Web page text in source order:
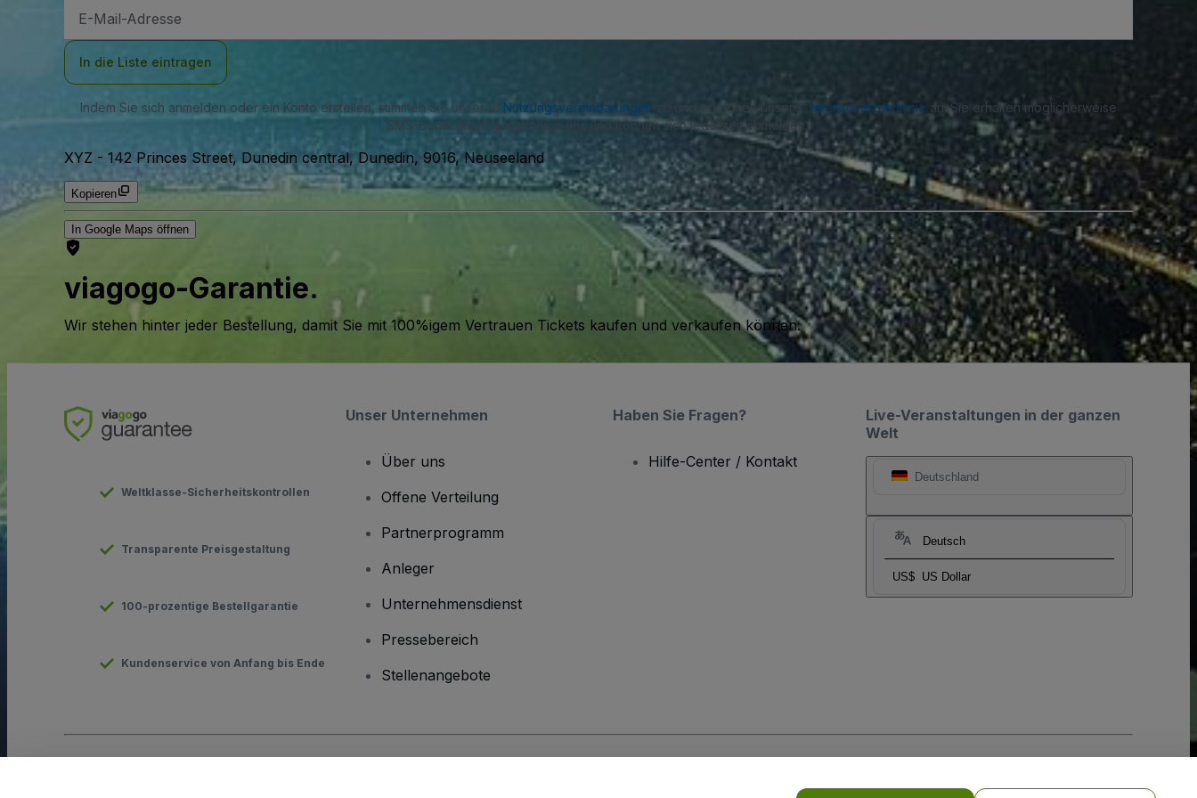
Mail-
In die Liste eintragen
Indem Sie sich anmelden oder ein Konto erstellen, stimmen Sie unseren Nutzungsvereinbarungen zu und erkennen unsere Datenschutzrichtlinie an. Sie erhalten möglicherweise
SMS-Benachrichtigungen von uns und können sich jederzeit abmelden.
XYZ - 142 Princes Street, Dunedin central, Dunedin, 9016, Neuseeland
Kopieren
In Google Maps öffnen
viagogo-Garantie.
Wir stehen hinter jeder Bestellung, damit Sie mit 100%igem Vertrauen Tickets kaufen und verkaufen können.
Live-Veranstaltungen in der ganzen
Welt
Deutschland
Deutsch
US$ US Dollar
Weltklasse-Sicherheitskontrollen
Transparente Preisgestaltung
100-prozentige Bestellgarantie
Kundenservice von Anfang bis Ende
Unser Unternehmen
Über uns
Offene Verteilung
Partnerprogramm
Anleger
Unternehmensdienst
Pressebereich
Stellenangebote
Haben Sie Fragen?
Hilfe-Center / Kontakt
Cookie-RichtlinieundDatenschutzrichtlinie für Mobilanwendungen